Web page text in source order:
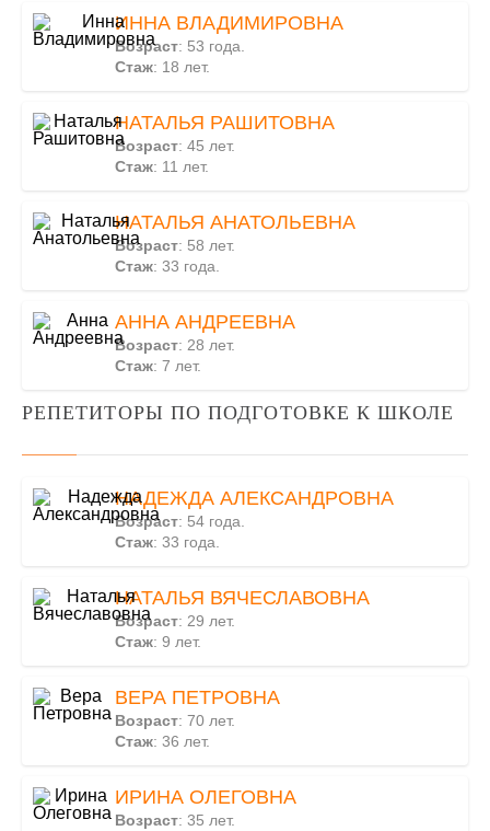
ИННА ВЛАДИМИРОВНА
Возраст: 53 года.
Стаж: 18 лет.
НАТАЛЬЯ РАШИТОВНА
Возраст: 45 лет.
Стаж: 11 лет.
НАТАЛЬЯ АНАТОЛЬЕВНА
Возраст: 58 лет.
Стаж: 33 года.
АННА АНДРЕЕВНА
Возраст: 28 лет.
Стаж: 7 лет.
РЕПЕТИТОРЫ ПО ПОДГОТОВКЕ К ШКОЛЕ
НАДЕЖДА АЛЕКСАНДРОВНА
Возраст: 54 года.
Стаж: 33 года.
НАТАЛЬЯ ВЯЧЕСЛАВОВНА
Возраст: 29 лет.
Стаж: 9 лет.
ВЕРА ПЕТРОВНА
Возраст: 70 лет.
Стаж: 36 лет.
ИРИНА ОЛЕГОВНА
Возраст: 35 лет.